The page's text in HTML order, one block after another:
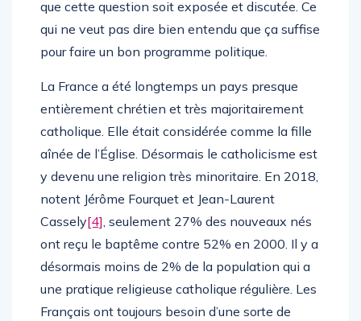
que cette question soit exposée et discutée. Ce
qui ne veut pas dire bien entendu que ça suffise
pour faire un bon programme politique.
La France a été longtemps un pays presque
entièrement chrétien et très majoritairement
catholique. Elle était considérée comme la fille
aînée de l’Église. Désormais le catholicisme est
y devenu une religion très minoritaire. En 2018,
notent Jérôme Fourquet et Jean-Laurent
Cassely[4], seulement 27% des nouveaux nés
ont reçu le baptême contre 52% en 2000. Il y a
désormais moins de 2% de la population qui a
une pratique religieuse catholique régulière. Les
Français ont toujours besoin d’une sorte de